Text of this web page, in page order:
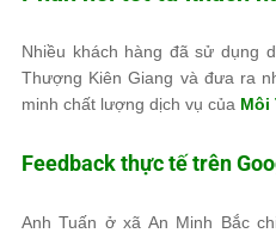
Nhiều khách hàng đã sử dụng
Thượng Kiên Giang và đưa ra
minh chất lượng dịch vụ của Môi
Feedback thực tế trên
Anh Tuấn ở xã An Minh Bắc